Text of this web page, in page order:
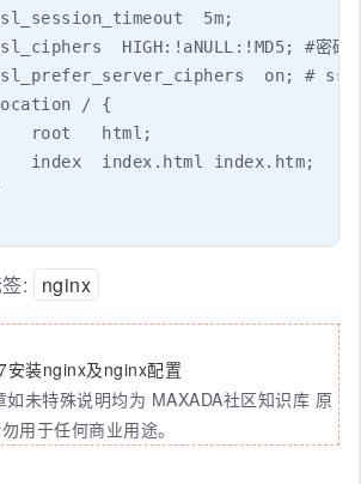
5m;
HIGH:!aNULL:!MD5; #密码
on; #
/ {
root   html;
index  index.html index.htm;
: nginx
安装nginx及nginx配置
如未特殊说明均为 MAXADA社区知识库 原
用于任何商业用途。